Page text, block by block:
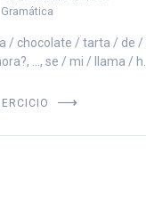
Gramática
/ chocolate / tarta / de /
..., se / mi / llama / h...